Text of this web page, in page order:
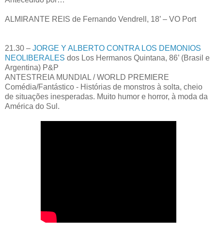
ALMIRANTE REIS de Fernando Vendrell, 18’ – VO Port
21.30 – JORGE Y ALBERTO CONTRA LOS DEMONIOS
NEOLIBERALES dos Los Hermanos Quintana, 86’ (Brasil e
Argentina) P&P
ANTESTREIA MUNDIAL / WORLD PREMIERE
Comédia/Fantástico - Histórias de monstros à solta, cheio
de situações inesperadas. Muito humor e horror, à moda da
América do Sul.